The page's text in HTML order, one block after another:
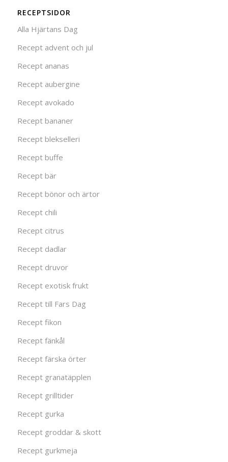
RECEPTSIDOR
Alla Hjärtans Dag
Recept advent och jul
Recept ananas
Recept aubergine
Recept avokado
Recept bananer
Recept blekselleri
Recept buffe
Recept bär
Recept bönor och ärtor
Recept chili
Recept citrus
Recept dadlar
Recept druvor
Recept exotisk frukt
Recept till Fars Dag
Recept fikon
Recept fänkål
Recept färska örter
Recept granatäpplen
Recept grilltider
Recept gurka
Recept groddar & skott
Recept gurkmeja